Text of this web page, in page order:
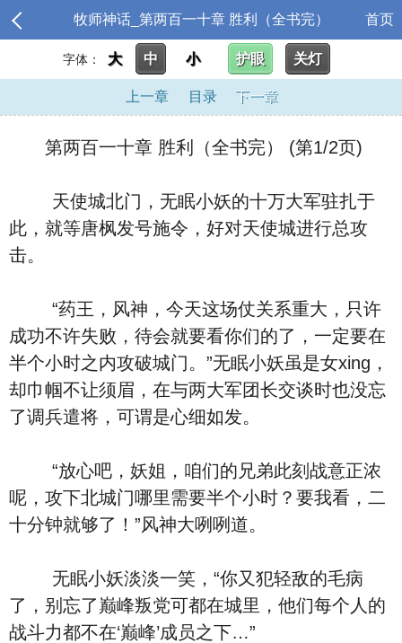
牧师神话_第两百一十章 胜利（全书完） 首页
字体： 大 中 小 护眼 关灯
上一章 目录 下一章
第两百一十章 胜利（全书完） (第1/2页)
天使城北门，无眠小妖的十万大军驻扎于
此，就等唐枫发号施令，好对天使城进行总攻
击。
“药王，风神，今天这场仗关系重大，只许
成功不许失败，待会就要看你们的了，一定要在
半个小时之内攻破城门。”无眠小妖虽是女xing，
却巾帼不让须眉，在与两大军团长交谈时也没忘
了调兵遣将，可谓是心细如发。
“放心吧，妖姐，咱们的兄弟此刻战意正浓
呢，攻下北城门哪里需要半个小时？要我看，二
十分钟就够了！”风神大咧咧道。
无眠小妖淡淡一笑，“你又犯轻敌的毛病
了，别忘了巅峰叛党可都在城里，他们每个人的
战斗力都不在‘巅峰’成员之下…”